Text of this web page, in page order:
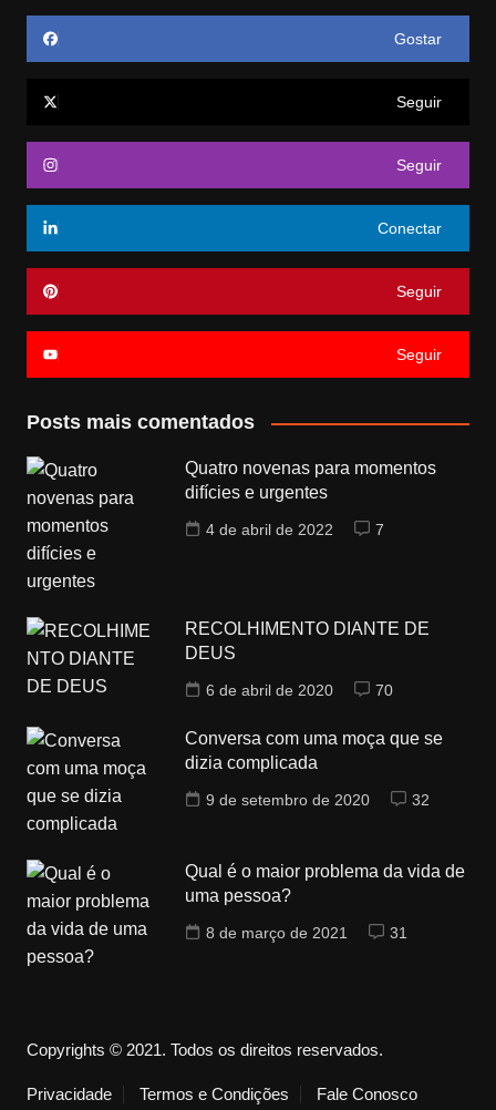
Gostar
Seguir
Seguir
Conectar
Seguir
Seguir
Posts mais comentados
Quatro novenas para momentos
difícies e urgentes
4 de abril de 2022 7
RECOLHIMENTO DIANTE DE
DEUS
6 de abril de 2020 70
Conversa com uma moça que se
dizia complicada
9 de setembro de 2020 32
Qual é o maior problema da vida de
uma pessoa?
8 de março de 2021 31
Copyrights © 2021. Todos os direitos reservados.
Privacidade Termos e Condições Fale Conosco